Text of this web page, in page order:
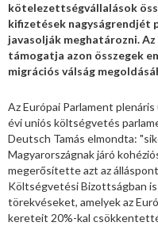
kötelezettségvállalások
kifizetések nagyságrendjét
javasolják meghatározni.
támogatja azon összegek
migrációs válság
Az Európai Parlament
évi uniós költségvetés
Deutsch Tamás elmondta:
Magyarországnak járó
megerősítette azt az
Költségvetési Bizottságban
törekvéseket, amelyek az
kereteit 20%-kal